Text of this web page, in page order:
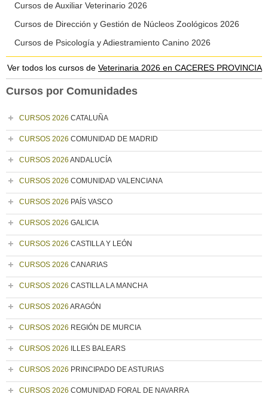
Cursos de Auxiliar Veterinario 2026
Cursos de Dirección y Gestión de Núcleos Zoológicos 2026
Cursos de Psicología y Adiestramiento Canino 2026
Ver todos los cursos de Veterinaria 2026 en CACERES PROVINCIA
Cursos por Comunidades
CURSOS 2026 CATALUÑA
CURSOS 2026 COMUNIDAD DE MADRID
CURSOS 2026 ANDALUCÍA
CURSOS 2026 COMUNIDAD VALENCIANA
CURSOS 2026 PAÍS VASCO
CURSOS 2026 GALICIA
CURSOS 2026 CASTILLA Y LEÓN
CURSOS 2026 CANARIAS
CURSOS 2026 CASTILLA LA MANCHA
CURSOS 2026 ARAGÓN
CURSOS 2026 REGIÓN DE MURCIA
CURSOS 2026 ILLES BALEARS
CURSOS 2026 PRINCIPADO DE ASTURIAS
CURSOS 2026 COMUNIDAD FORAL DE NAVARRA